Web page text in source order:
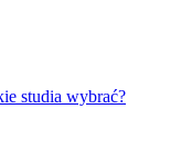
studia wybrać?